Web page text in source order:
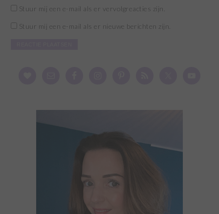
Stuur mij een e-mail als er vervolgreacties zijn.
Stuur mij een e-mail als er nieuwe berichten zijn.